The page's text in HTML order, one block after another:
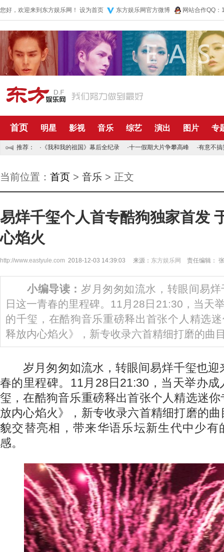
您好，欢迎来到东方娱乐网！ 设为首页 东方娱乐网官方微博 网站合作QQ
首页 明星 影视 音乐 综艺 演出 图片 专
推荐： · 《我和我的祖国》幕后全纪录 ·十一假期大片争攀高峰 ·有意不搞
当前位置： 首页 > 音乐 > 正文
易烊千玺个人首专酷狗独家首发
心焰火
http://www.eastyule.com 2018-12-03 14:39:03 来源： 东方娱乐网 责任编辑：
小编导读： 岁月匆匆如流水，转眼间易
日这一青春的里程碑。11月28日21:30，当天
的千玺，在酷狗音乐重磅释出首张个人精选
释放内心焰火》，新专收录六首精细打磨的曲
岁月匆匆如流水，转眼间易烊千玺也迎
春的里程碑。11月28日21:30，当天举办
玺，在酷狗音乐重磅释出首张个人精选迷
放内心焰火》，新专收录六首精细打磨的
貌交替亮相，带来华语乐坛新生代中少有
感。